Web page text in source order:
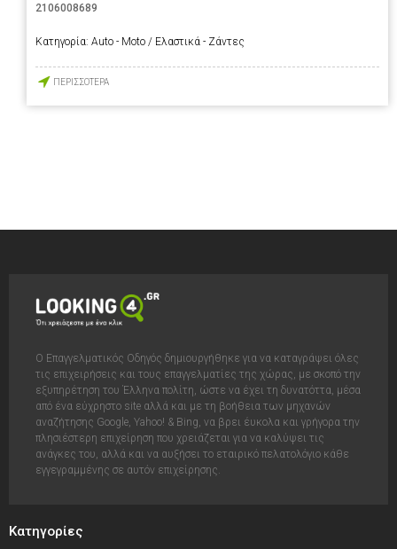
2106008689
Κατηγορία: Auto - Moto / Ελαστικά - Ζάντες
ΠΕΡΙΣΣΟΤΕΡΑ
Ο Επαγγελματικός Οδηγός δημιουργήθηκε για να καταγράψει όλες
τις επιχειρήσεις και τους επαγγελματίες της χώρας, με σκοπό την
εξυπηρέτηση του Έλληνα πολίτη, ώστε να έχει τη δυνατόττα, μέσα
από ένα εύχρηστο site αλλά και με τη βοήθεια των μηχανών
αναζήτησης Google, Yahoo! & Bing, να βρει έυκολα και γρήγορα την
πλησιέστερη επιχείρηση που χρειάζεται για να καλύψει τις
ανάγκες του, αλλά και να αυξήσει το εταιρικό πελατολόγιο κάθε
εγγεγραμμένης σε αυτόν επιχείρησης.
Κατηγορίες